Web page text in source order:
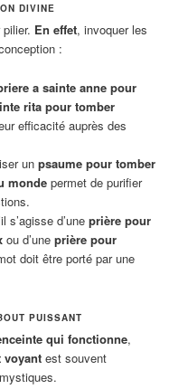
DIVINE
En effet, invoquer les
:
a sainte anne pour
rita pour tomber
efficacité auprès des
un psaume pour tomber
mondepermet de purifier
s’agisse d’une prière pour
ou d’une prière pour
doit être porté par une
PUISSANT
qui fonctionne,
voyant est souvent